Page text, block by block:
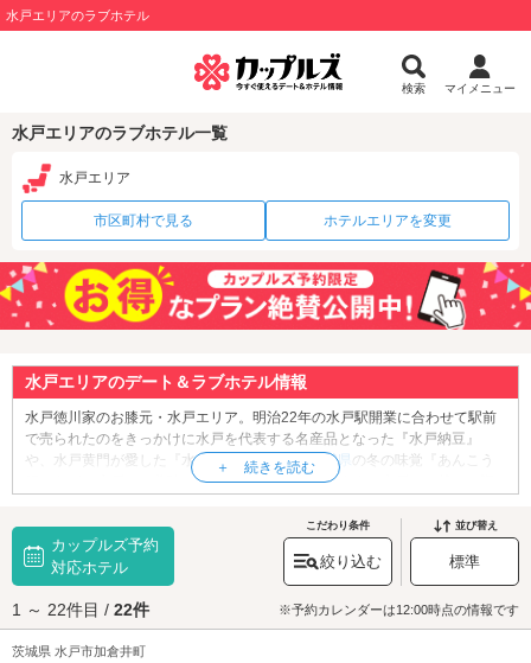
水戸エリアのラブホテル
検索 マイメニュー
水戸エリアのラブホテル一覧
水戸エリア
市区町村で見る ホテルエリアを変更
水戸エリアのデート＆ラブホテル情報
水戸徳川家のお膝元・水戸エリア。明治22年の水戸駅開業に合わせて駅前
で売られたのをきっかけに水戸を代表する名産品となった『水戸納豆』
や、水戸黄門が愛した『水戸藩ラーメン』、 茨城県 の冬の味覚『あんこう
鍋』など、水戸には美味しいものがたくさんあります。水戸へお越しの際
ても「千波湖」。こちらは1周約3㎞のひょうたん型の湖で、遊歩道にはソ
メイヨシノをはじめとする約750本の桜並木があり、開花期には多くの観光
客で賑わいます。千波湖でお花見を楽しんだら、日本三名園の1つ「偕楽
園」にも行ってみましょう。水戸藩第9代目藩主・徳川斉昭(なりあき)によ
り設計されたこちらの公園には四季折々の花が咲きます。春には約100種
3000本の梅を皮切りに桜やツツジが。秋にはハギ、初冬には二季咲桜が開
花し、園内を色鮮やかに彩ります。色とりどりの花々を鑑賞したら偕楽園
カップルズ予約
対応ホテル
こだわり条件
絞り込む
並び替え
標準
1 ～ 22件目 / 22件 ※予約カレンダーは12:00時点の情報です
茨城県 水戸市加倉井町